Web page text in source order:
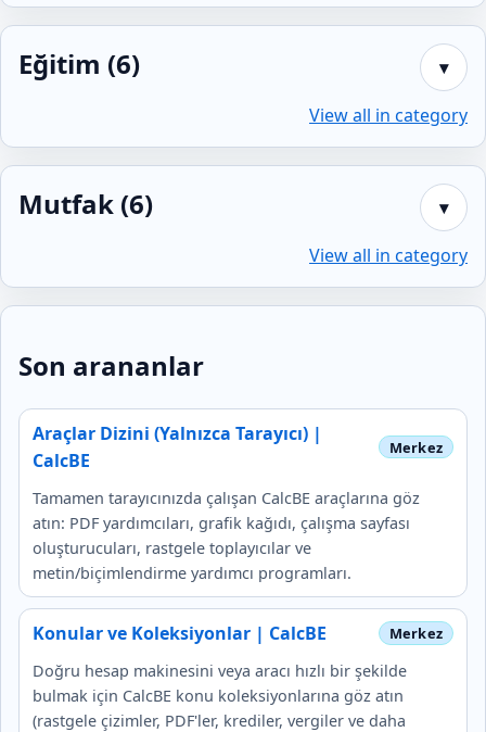
Eğitim (6)
▾
View all in category
Mutfak (6)
▾
View all in category
Son arananlar
Araçlar Dizini (Yalnızca Tarayıcı) |
CalcBE
Tamamen tarayıcınızda çalışan CalcBE araçlarına göz
atın: PDF yardımcıları, grafik kağıdı, çalışma sayfası
oluşturucuları, rastgele toplayıcılar ve
metin/biçimlendirme yardımcı programları.
Konular ve Koleksiyonlar | CalcBE
Doğru hesap makinesini veya aracı hızlı bir şekilde
bulmak için CalcBE konu koleksiyonlarına göz atın
(rastgele çizimler, PDF'ler, krediler, vergiler ve daha